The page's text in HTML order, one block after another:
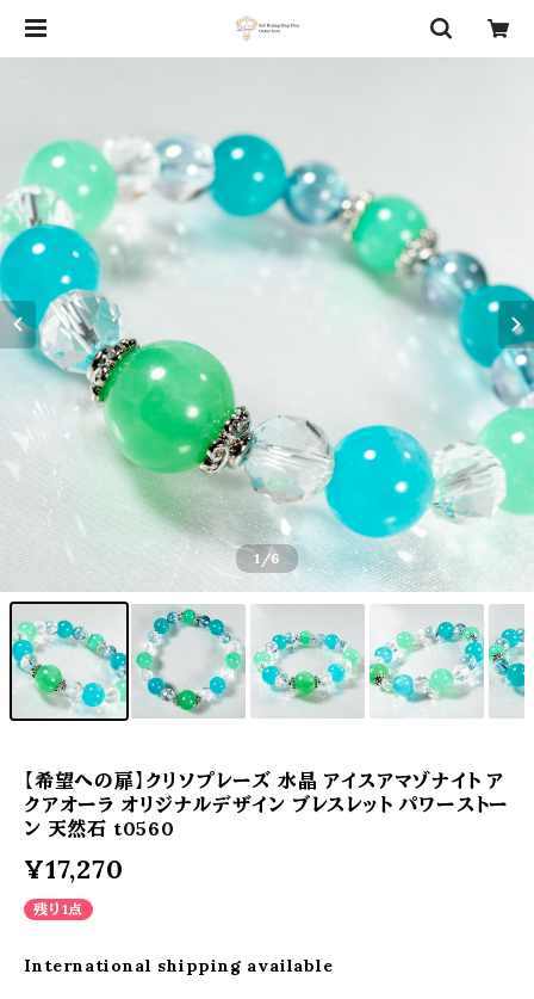
1/6
【希望への扉】クリソプレーズ 水晶 アイスアマゾナイト ア
クアオーラ オリジナルデザイン ブレスレット パワーストー
ン 天然石 t0560
¥17,270
残り1点
International shipping available